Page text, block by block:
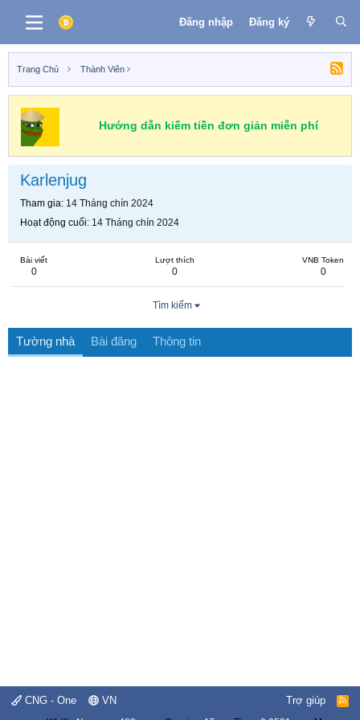
Đăng nhập Đăng ký
Trang Chủ Thành Viên
Hướng dẫn kiếm tiền đơn giản miễn phí
Karlenjug
Tham gia 14 Tháng chín 2024
Hoạt động cuối 14 Tháng chín 2024
Bài viết
0
Lượt thích
0
VNB Token
0
Tìm kiếm
Tường nhà Bài đăng Thông tin
CNG - One VN Trợ giúp
R